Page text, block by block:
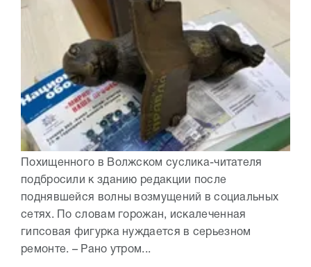
Похищенного в Волжском суслика-читателя
подбросили к зданию редакции после
поднявшейся волны возмущений в социальных
сетях. По словам горожан, искалеченная
гипсовая фигурка нуждается в серьезном
ремонте. – Рано утром...